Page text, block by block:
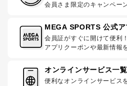
会員さま限定のキャンペー
MEGA SPORTS 公式ア
会員証がすぐに開けて便利！
アプリクーポンや最新情報
オンラインサービス一覧
便利なオンラインサービス